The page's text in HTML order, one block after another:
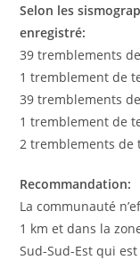
Selon les
enregistré:
39 tremblements
1 tremblement de
39 tremblements
1 tremblement de
2 tremblements de
Recommandation:
La communauté
1 km et dans la
Sud-Sud-Est qui